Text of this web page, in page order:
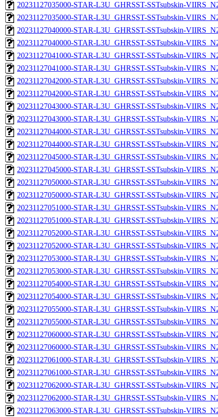
20231127035000-STAR-L3U_GHRSST-SSTsubskin-
20231127035000-STAR-L3U_GHRSST-SSTsubskin-
20231127040000-STAR-L3U_GHRSST-SSTsubskin-
20231127040000-STAR-L3U_GHRSST-SSTsubskin-
20231127041000-STAR-L3U_GHRSST-SSTsubskin-
20231127041000-STAR-L3U_GHRSST-SSTsubskin-
20231127042000-STAR-L3U_GHRSST-SSTsubskin-
20231127042000-STAR-L3U_GHRSST-SSTsubskin-
20231127043000-STAR-L3U_GHRSST-SSTsubskin-
20231127043000-STAR-L3U_GHRSST-SSTsubskin-
20231127044000-STAR-L3U_GHRSST-SSTsubskin-
20231127044000-STAR-L3U_GHRSST-SSTsubskin-
20231127045000-STAR-L3U_GHRSST-SSTsubskin-
20231127045000-STAR-L3U_GHRSST-SSTsubskin-
20231127050000-STAR-L3U_GHRSST-SSTsubskin-
20231127050000-STAR-L3U_GHRSST-SSTsubskin-
20231127051000-STAR-L3U_GHRSST-SSTsubskin-
20231127051000-STAR-L3U_GHRSST-SSTsubskin-
20231127052000-STAR-L3U_GHRSST-SSTsubskin-
20231127052000-STAR-L3U_GHRSST-SSTsubskin-
20231127053000-STAR-L3U_GHRSST-SSTsubskin-
20231127053000-STAR-L3U_GHRSST-SSTsubskin-
20231127054000-STAR-L3U_GHRSST-SSTsubskin-
20231127054000-STAR-L3U_GHRSST-SSTsubskin-
20231127055000-STAR-L3U_GHRSST-SSTsubskin-
20231127055000-STAR-L3U_GHRSST-SSTsubskin-
20231127060000-STAR-L3U_GHRSST-SSTsubskin-
20231127060000-STAR-L3U_GHRSST-SSTsubskin-
20231127061000-STAR-L3U_GHRSST-SSTsubskin-
20231127061000-STAR-L3U_GHRSST-SSTsubskin-
20231127062000-STAR-L3U_GHRSST-SSTsubskin-
20231127062000-STAR-L3U_GHRSST-SSTsubskin-
20231127063000-STAR-L3U_GHRSST-SSTsubskin-